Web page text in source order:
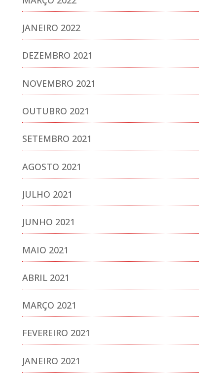
JANEIRO 2022
DEZEMBRO 2021
NOVEMBRO 2021
OUTUBRO 2021
SETEMBRO 2021
AGOSTO 2021
JULHO 2021
JUNHO 2021
MAIO 2021
ABRIL 2021
MARÇO 2021
FEVEREIRO 2021
JANEIRO 2021